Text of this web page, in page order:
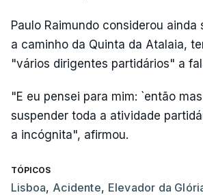
Paulo Raimundo considerou ainda
a caminho da Quinta da Atalaia,
"vários dirigentes partidários" a
"E eu pensei para mim: `então
suspender toda a atividade
a incógnita", afirmou.
TÓPICOS
Lisboa, Acidente, Elevador da